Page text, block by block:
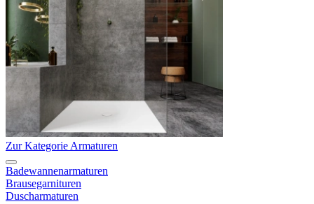
Zur Kategorie Armaturen
Badewannenarmaturen
Brausegarnituren
Duscharmaturen